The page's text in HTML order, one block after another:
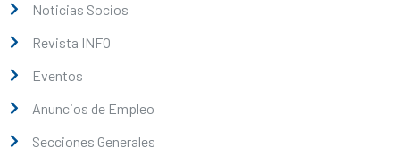
Noticias Socios
Revista INFO
Eventos
Anuncios de Empleo
Secciones Generales